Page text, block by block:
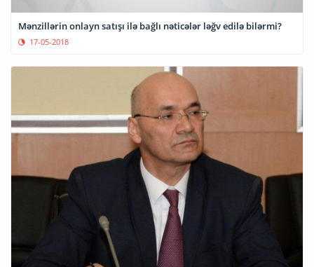
Mənzillərin onlayn satışı ilə bağlı nəticələr ləğv edilə bilərmi?
17-05-2018